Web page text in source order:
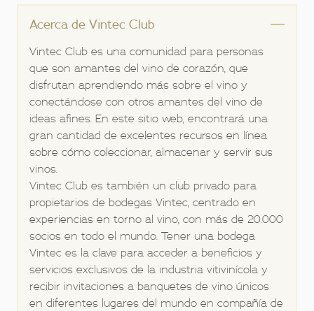
Acerca de Vintec Club
Vintec Club es una comunidad para personas
que son amantes del vino de corazón, que
disfrutan aprendiendo más sobre el vino y
conectándose con otros amantes del vino de
ideas afines. En este sitio web, encontrará una
gran cantidad de excelentes recursos en línea
sobre cómo coleccionar, almacenar y servir sus
vinos.
Vintec Club es también un club privado para
propietarios de bodegas Vintec, centrado en
experiencias en torno al vino, con más de 20.000
socios en todo el mundo. Tener una bodega
Vintec es la clave para acceder a beneficios y
servicios exclusivos de la industria vitivinícola y
recibir invitaciones a banquetes de vino únicos
en diferentes lugares del mundo en compañía de